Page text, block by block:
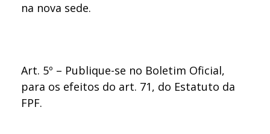
na nova sede.
Art. 5º – Publique-se no Boletim Oficial,
para os efeitos do art. 71, do Estatuto da
FPF.